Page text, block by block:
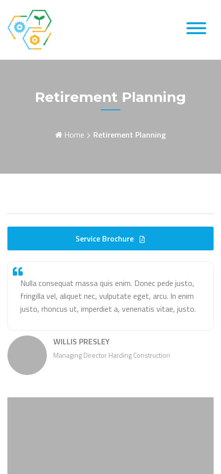
content
Retirement Planning
Home Retirement Planning
Service Brochure
Nulla consequat massa quis enim. Donec pede justo,
fringilla vel, aliquet nec, vulputate eget, arcu. In enim
justo, rhoncus ut, imperdiet a, venenatis vitae, justo.
WILLIS PRESLEY
Managing Director Harding Construction